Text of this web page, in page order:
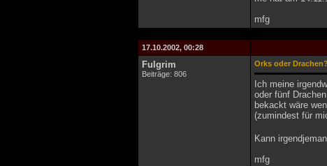
mfg
17.10.2002, 00:28
Fulgrim
Beiträge: 806
Orks oder Drachen?
Ich meine
oder fünf
bekackt wäre
(zumindest für
Kann
mfg